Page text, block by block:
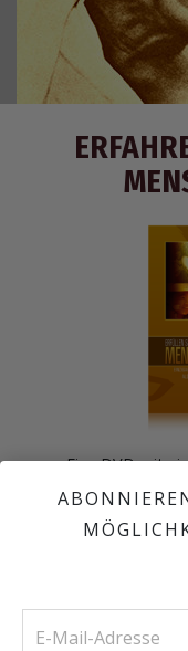
Eine DVD mit
Ausbildungsfilm
30 Social Spots, die